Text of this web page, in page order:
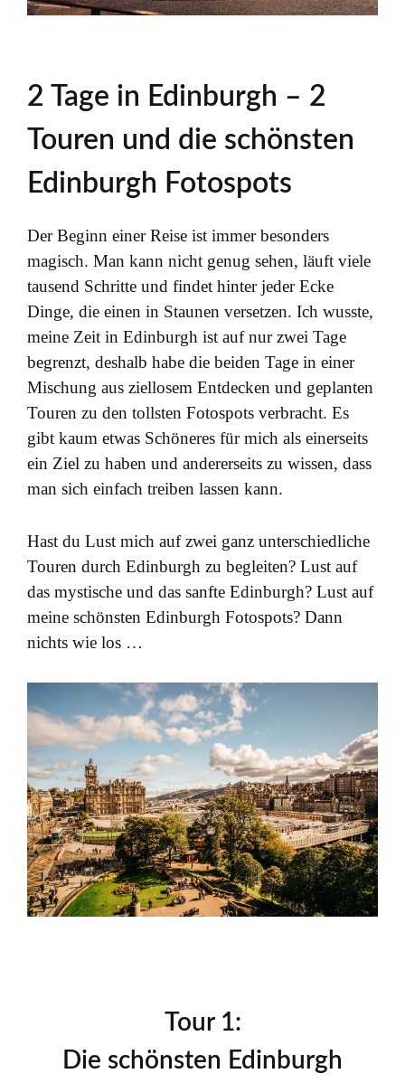
2 Tage in Edinburgh – 2
Touren und die schönsten
Edinburgh Fotospots
Der Beginn einer Reise ist immer besonders
magisch. Man kann nicht genug sehen, läuft viele
tausend Schritte und findet hinter jeder Ecke
Dinge, die einen in Staunen versetzen. Ich wusste,
meine Zeit in Edinburgh ist auf nur zwei Tage
begrenzt, deshalb habe die beiden Tage in einer
Mischung aus ziellosem Entdecken und geplanten
Touren zu den tollsten Fotospots verbracht. Es
gibt kaum etwas Schöneres für mich als einerseits
ein Ziel zu haben und andererseits zu wissen, dass
man sich einfach treiben lassen kann.
Hast du Lust mich auf zwei ganz unterschiedliche
Touren durch Edinburgh zu begleiten? Lust auf
das mystische und das sanfte Edinburgh? Lust auf
meine schönsten Edinburgh Fotospots? Dann
nichts wie los …
Tour 1:
Die schönsten Edinburgh